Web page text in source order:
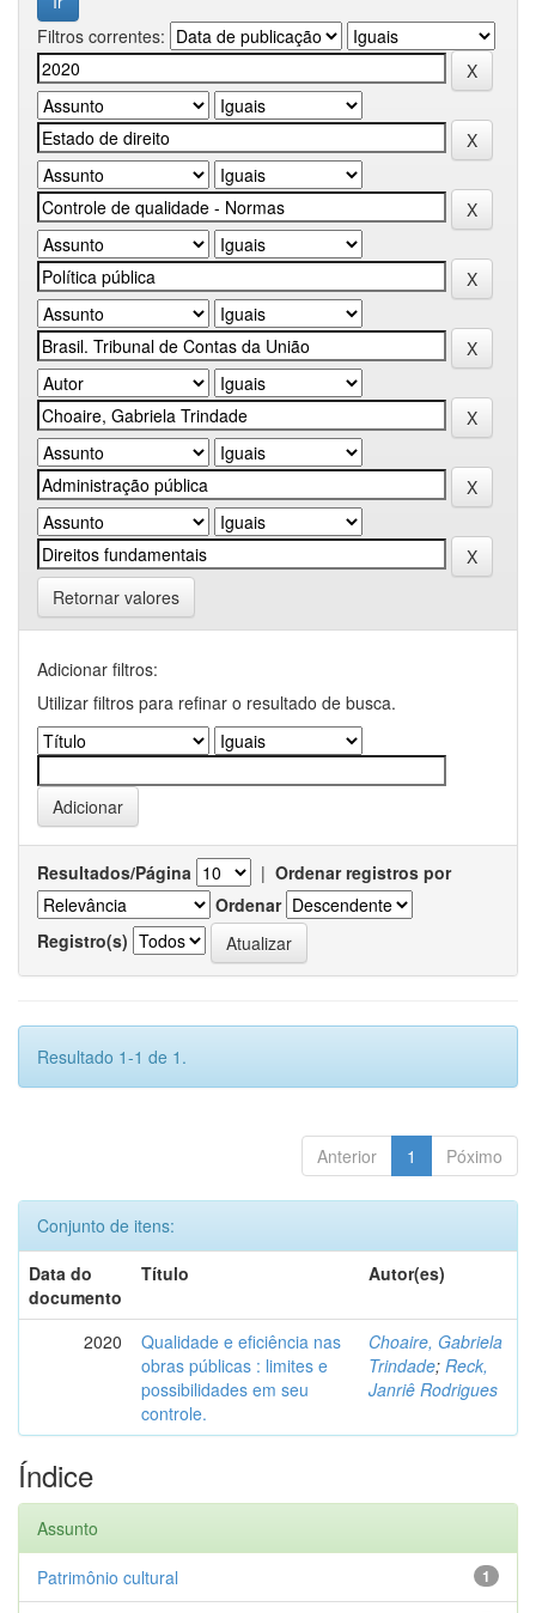
Filtros correntes:
Retornar valores
Adicionar filtros:
Utilizar filtros para refinar o resultado de busca.
Resultados/Página | Ordenar registros por
Ordenar
Registro(s)
Resultado 1-1 de 1.
Anterior 1 Póximo
Conjunto de itens:
Data do
documento
Título Autor(es)
2020
Qualidade e eficiência nas
obras públicas : limites e
possibilidades em seu
controle.
Choaire, Gabriela
Trindade; Reck,
Janriê Rodrigues
Índice
Assunto
1
Patrimônio cultural